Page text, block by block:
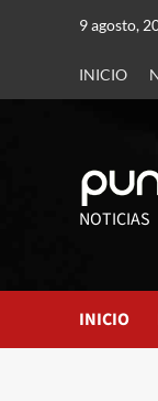
9 agosto,
INICIO
NOTICIAS
INICIO